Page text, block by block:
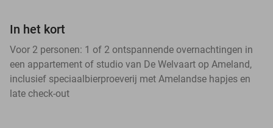
In het kort
Voor 2 personen: 1 of 2 ontspannende overnachtingen in
een appartement of studio van De Welvaart op Ameland,
inclusief speciaalbierproeverij met Amelandse hapjes en
late check-out